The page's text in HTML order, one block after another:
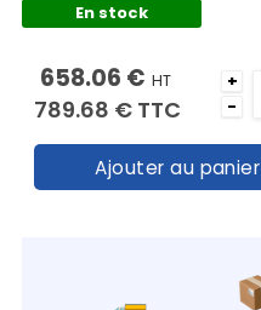
En stock
658.06 € HT
789.68 € TTC
+
-
Ajouter au panier